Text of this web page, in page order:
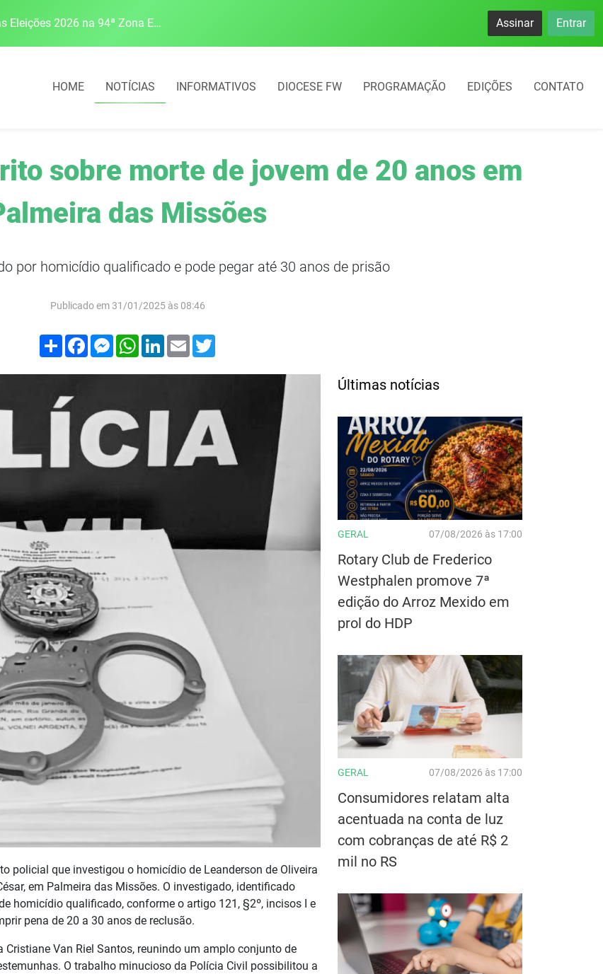
Justiça Eleitoral intensifica preparativos e faz alertas para as Eleições 2026 na 94ª Zona Eleitoral Assinar Entrar
HOME NOTÍCIAS INFORMATIVOS DIOCESE FW PROGRAMAÇÃO EDIÇÕES CONTATO
sobre morte de jovem de 20 anos em
das Missões
por homicídio qualificado e pode pegar até 30 anos de prisão
Publicado em 31/01/2025 às 08:46
Compartilhar
FacebookMessenger
WhatsApp
LinkedIn
Email
policial que investigou o homicídio de Leanderson de Oliveira
em Palmeira das Missões. O investigado, identificado
homicídio qualificado, conforme o artigo 121, §2º, incisos I e
pena de 20 a 30 anos de reclusão.
Van Riel Santos, reunindo um amplo conjunto de
O trabalho minucioso da Polícia Civil possibilitou a
Últimas notícias
GERAL 07/08/2026 às 17:00
Rotary Club de Frederico
Westphalen promove 7ª
edição do Arroz Mexido em
prol do HDP
GERAL 07/08/2026 às 17:00
Consumidores relatam alta
acentuada na conta de luz
com cobranças de até R$ 2
mil no RS